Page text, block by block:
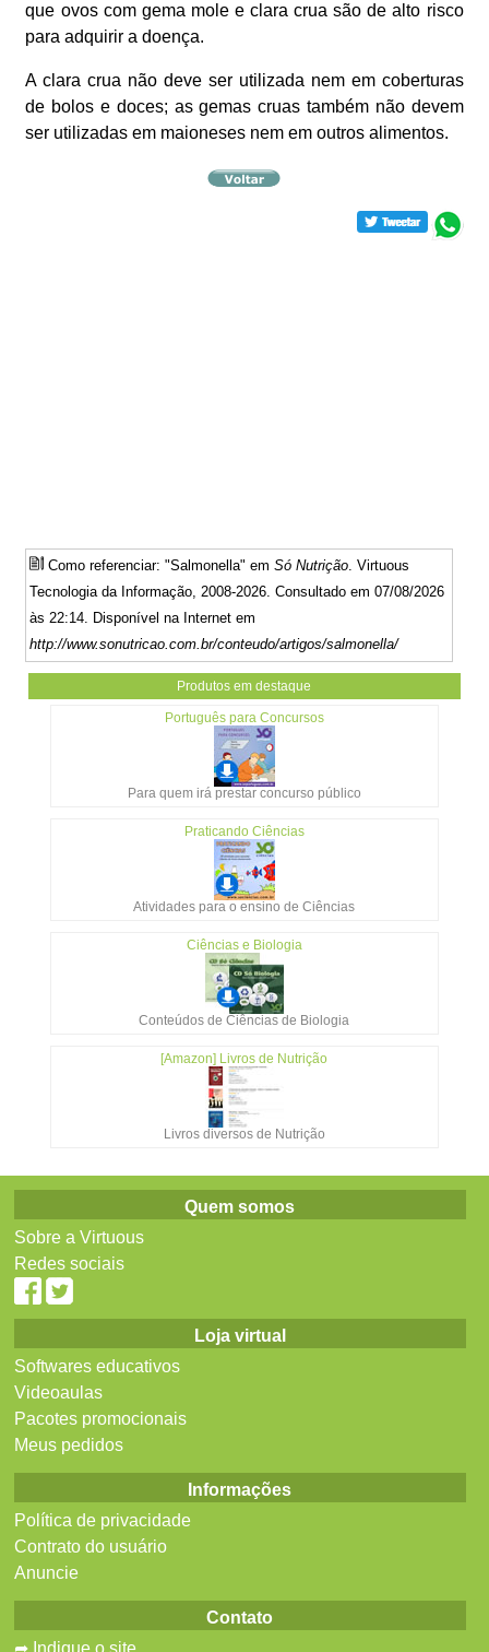
que ovos com gema mole e clara crua são de alto risco
para adquirir a doença.
A clara crua não deve ser utilizada nem em coberturas
de bolos e doces; as gemas cruas também não devem
ser utilizadas em maioneses nem em outros alimentos.
Como referenciar: "Salmonella" emSó Nutrição. Virtuous
Tecnologia da Informação, 2008-2026. Consultado em 07/08/2026
às 22:14. Disponível na Internet em
http://www.sonutricao.com.br/conteudo/artigos/salmonella/
Produtos em destaque
Português para Concursos
Para quem irá prestar concurso público
Praticando Ciências
Atividades para o ensino de Ciências
Ciências e Biologia
Conteúdos de Ciências de Biologia
[Amazon] Livros de Nutrição
Livros diversos de Nutrição
Quem somos
Sobre a Virtuous
Redes sociais
Loja virtual
Softwares educativos
Videoaulas
Pacotes promocionais
Meus pedidos
Informações
Política de privacidade
Contrato do usuário
Anuncie
Contato